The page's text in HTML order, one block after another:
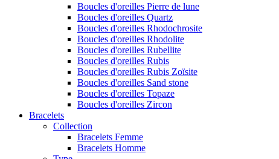
Boucles d'oreilles Pierre de lune
Boucles d'oreilles Quartz
Boucles d'oreilles Rhodochrosite
Boucles d'oreilles Rhodolite
Boucles d'oreilles Rubellite
Boucles d'oreilles Rubis
Boucles d'oreilles Rubis Zoïsite
Boucles d'oreilles Sand stone
Boucles d'oreilles Topaze
Boucles d'oreilles Zircon
Bracelets
Collection
Bracelets Femme
Bracelets Homme